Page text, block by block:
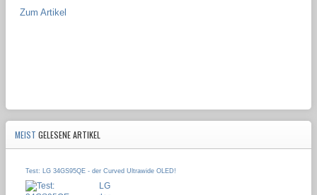
Zum Artikel
MEIST GELESENE ARTIKEL
Test: LG 34GS95QE - der Curved Ultrawide OLED!